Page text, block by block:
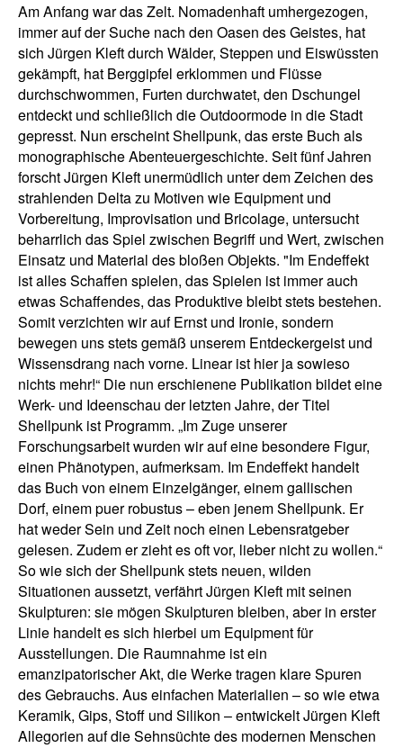
Am Anfang war das Zelt. Nomadenhaft umhergezogen,
immer auf der Suche nach den Oasen des Geistes, hat
sich Jürgen Kleft durch Wälder, Steppen und Eiswüssten
gekämpft, hat Berggipfel erklommen und Flüsse
durchschwommen, Furten durchwatet, den Dschungel
entdeckt und schließlich die Outdoormode in die Stadt
gepresst. Nun erscheint Shellpunk, das erste Buch als
monographische Abenteuergeschichte. Seit fünf Jahren
forscht Jürgen Kleft unermüdlich unter dem Zeichen des
strahlenden Delta zu Motiven wie Equipment und
Vorbereitung, Improvisation und Bricolage, untersucht
beharrlich das Spiel zwischen Begriff und Wert, zwischen
Einsatz und Material des bloßen Objekts. "Im Endeffekt
ist alles Schaffen spielen, das Spielen ist immer auch
etwas Schaffendes, das Produktive bleibt stets bestehen.
Somit verzichten wir auf Ernst und Ironie, sondern
bewegen uns stets gemäß unserem Entdeckergeist und
Wissensdrang nach vorne. Linear ist hier ja sowieso
nichts mehr!“ Die nun erschienene Publikation bildet eine
Werk- und Ideenschau der letzten Jahre, der Titel
Shellpunk ist Programm. „Im Zuge unserer
Forschungsarbeit wurden wir auf eine besondere Figur,
einen Phänotypen, aufmerksam. Im Endeffekt handelt
das Buch von einem Einzelgänger, einem gallischen
Dorf, einem puer robustus – eben jenem Shellpunk. Er
hat weder Sein und Zeit noch einen Lebensratgeber
gelesen. Zudem er zieht es oft vor, lieber nicht zu wollen.“
So wie sich der Shellpunk stets neuen, wilden
Situationen aussetzt, verfährt Jürgen Kleft mit seinen
Skulpturen: sie mögen Skulpturen bleiben, aber in erster
Linie handelt es sich hierbei um Equipment für
Ausstellungen. Die Raumnahme ist ein
emanzipatorischer Akt, die Werke tragen klare Spuren
des Gebrauchs. Aus einfachen Materialien – so wie etwa
Keramik, Gips, Stoff und Silikon – entwickelt Jürgen Kleft
Allegorien auf die Sehnsüchte des modernen Menschen